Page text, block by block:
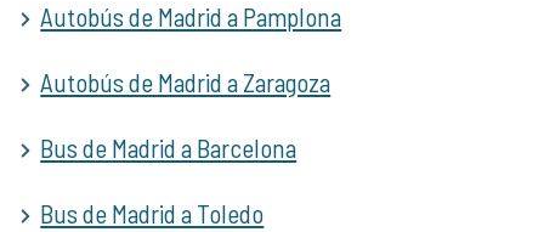
Autobús de Madrid a Pamplona
Autobús de Madrid a Zaragoza
Bus de Madrid a Barcelona
Bus de Madrid a Toledo